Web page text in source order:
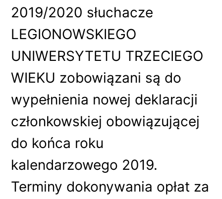
2019/2020 słuchacze
LEGIONOWSKIEGO
UNIWERSYTETU TRZECIEGO
WIEKU zobowiązani są do
wypełnienia nowej deklaracji
członkowskiej obowiązującej
do końca roku
kalendarzowego 2019.
Terminy dokonywania opłat za